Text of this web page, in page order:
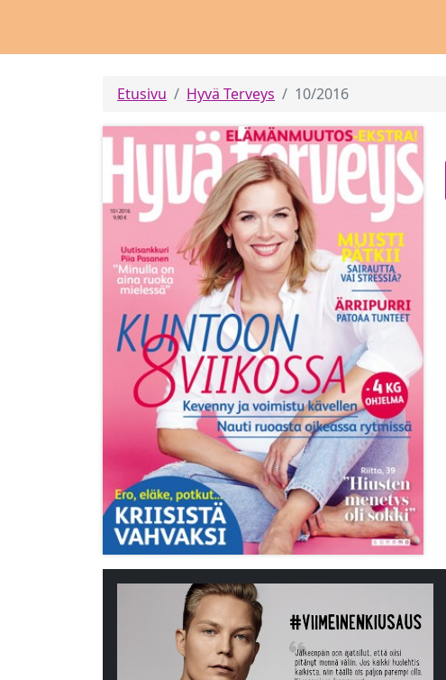
Etusivu Hyvä Terveys 10/2016